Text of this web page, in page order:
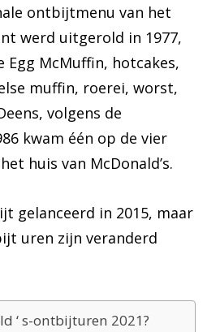
ontbijtmenu van het
werd uitgerold in 1977,
Egg McMuffin, hotcakes,
muffin, roerei, worst,
volgens de
kwam één op de vier
huis van McDonald’s.
gelanceerd in 2015, maar
uren zijn veranderd
‘ s-ontbijturen 2021?